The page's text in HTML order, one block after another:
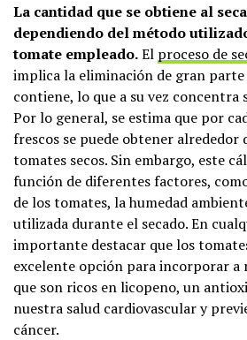
La cantidad que se obtiene al
dependiendo del método
tomate empleado.El proceso de
implica la eliminación de gran parte
contiene, lo que a su vez concentra
Por lo general, se estima que por
frescos se puede obtener alrededor
tomates secos. Sin embargo, este
función de diferentes factores,
de los tomates, la humedad
utilizada durante el secado. En
importante destacar que los
excelente opción para incorporar a
que son ricos en licopeno, un
nuestra salud cardiovascular y
cáncer.